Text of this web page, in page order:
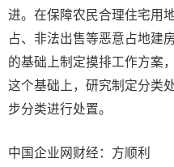
进。在保障农民合理住宅用
占、非法出售等恶意占地建
的基础上制定摸排工作方案
这个基础上，研究制定分类
步分类进行处置。
中国企业网财经：方顺利